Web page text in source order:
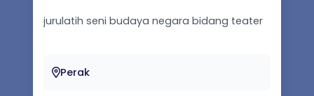
jurulatih seni budaya negara bidang teater
Perak